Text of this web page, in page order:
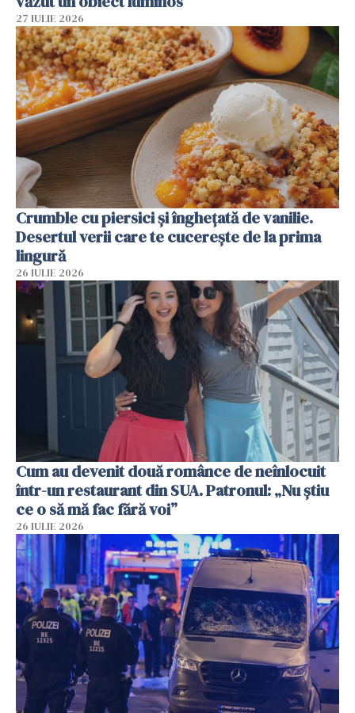
27 IULIE 2026
Crumble cu piersici și înghețată de vanilie.
Desertul verii care te cucerește de la prima
lingură
26 IULIE 2026
Cum au devenit două românce de neînlocuit
într-un restaurant din SUA. Patronul: „Nu știu
ce o să mă fac fără voi”
26 IULIE 2026